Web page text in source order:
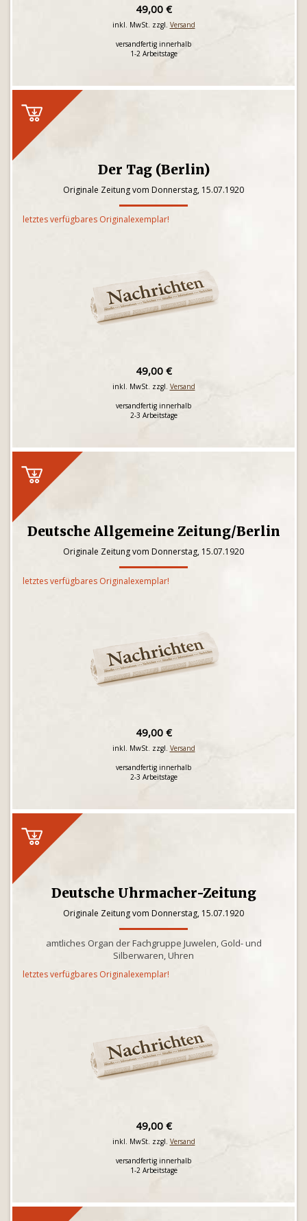
49,00 €
inkl. MwSt. zzgl. Versand
versandfertig innerhalb
1-2 Arbeitstage
Der Tag (Berlin)
Originale Zeitung vom Donnerstag, 15.07.1920
letztes verfügbares Originalexemplar!
49,00 €
inkl. MwSt. zzgl. Versand
versandfertig innerhalb
2-3 Arbeitstage
Deutsche Allgemeine Zeitung/Berlin
Originale Zeitung vom Donnerstag, 15.07.1920
letztes verfügbares Originalexemplar!
49,00 €
inkl. MwSt. zzgl. Versand
versandfertig innerhalb
2-3 Arbeitstage
Deutsche Uhrmacher-Zeitung
Originale Zeitung vom Donnerstag, 15.07.1920
amtliches Organ der Fachgruppe Juwelen, Gold- und
Silberwaren, Uhren
letztes verfügbares Originalexemplar!
49,00 €
inkl. MwSt. zzgl. Versand
versandfertig innerhalb
1-2 Arbeitstage